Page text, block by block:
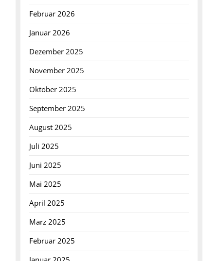
Februar 2026
Januar 2026
Dezember 2025
November 2025
Oktober 2025
September 2025
August 2025
Juli 2025
Juni 2025
Mai 2025
April 2025
März 2025
Februar 2025